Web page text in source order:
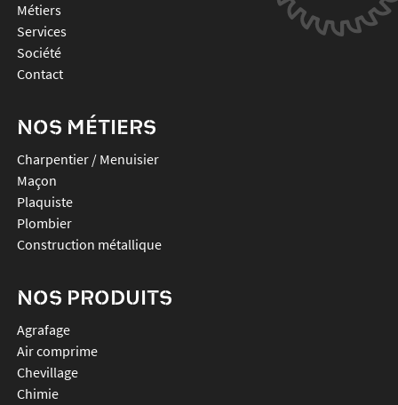
Métiers
Services
Société
Contact
NOS MÉTIERS
Charpentier / Menuisier
Maçon
Plaquiste
Plombier
Construction métallique
NOS PRODUITS
agrafage
air comprime
chevillage
chimie